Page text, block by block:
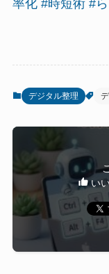
率化 #時短術 #
デジタル整理
い